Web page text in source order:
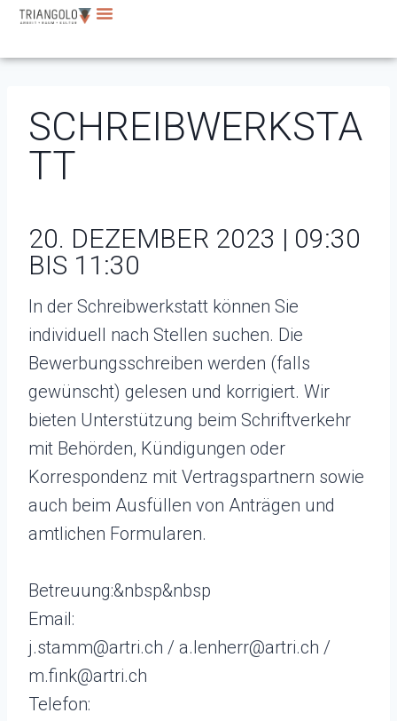
SCHREIBWERKSTA
TT
20. DEZEMBER 2023 | 09:30
BIS 11:30
In der Schreibwerkstatt können Sie
individuell nach Stellen suchen. Die
Bewerbungsschreiben werden (falls
gewünscht) gelesen und korrigiert. Wir
bieten Unterstützung beim Schriftverkehr
mit Behörden, Kündigungen oder
Korrespondenz mit Vertragspartnern sowie
auch beim Ausfüllen von Anträgen und
amtlichen Formularen.
Betreuung:&nbsp&nbsp
Email:
j.stamm@artri.ch / a.lenherr@artri.ch /
m.fink@artri.ch
Telefon: